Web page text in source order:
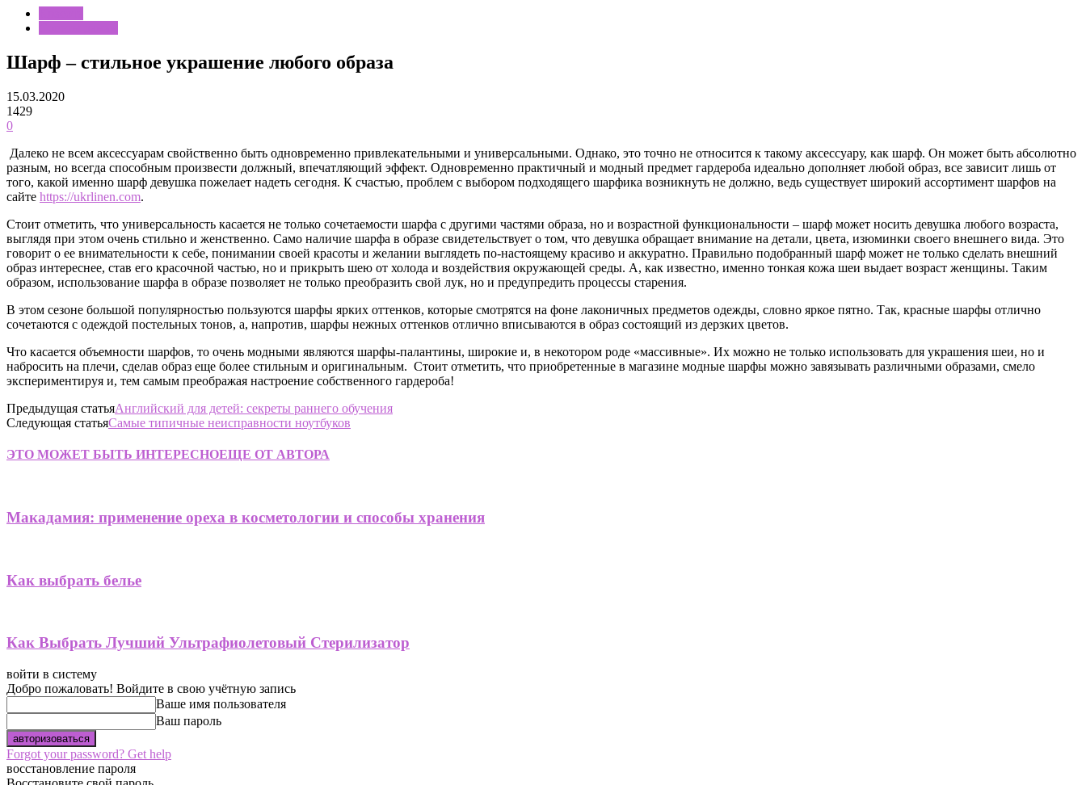
Шарф – стильное украшение любого образа
15.03.2020
1429
0
Далеко не всем аксессуарам свойственно быть одновременно привлекательными и универсальными. Однако, это точно не относится к такому аксессуару, как шарф. Он может быть абсолютно
разным, но всегда способным произвести должный, впечатляющий эффект. Одновременно практичный и модный предмет гардероба идеально дополняет любой образ, все зависит лишь от
того, какой именно шарф девушка пожелает надеть сегодня. К счастью, проблем с выбором подходящего шарфика возникнуть не должно, ведь существует широкий ассортимент шарфов на
сайте https://ukrlinen.com.
Стоит отметить, что универсальность касается не только сочетаемости шарфа с другими частями образа, но и возрастной функциональности – шарф может носить девушка любого возраста,
выглядя при этом очень стильно и женственно. Само наличие шарфа в образе свидетельствует о том, что девушка обращает внимание на детали, цвета, изюминки своего внешнего вида. Это
говорит о ее внимательности к себе, понимании своей красоты и желании выглядеть по-настоящему красиво и аккуратно. Правильно подобранный шарф может не только сделать внешний
образ интереснее, став его красочной частью, но и прикрыть шею от холода и воздействия окружающей среды. А, как известно, именно тонкая кожа шеи выдает возраст женщины. Таким
образом, использование шарфа в образе позволяет не только преобразить свой лук, но и предупредить процессы старения.
В этом сезоне большой популярностью пользуются шарфы ярких оттенков, которые смотрятся на фоне лаконичных предметов одежды, словно яркое пятно. Так, красные шарфы отлично
сочетаются с одеждой постельных тонов, а, напротив, шарфы нежных оттенков отлично вписываются в образ состоящий из дерзких цветов.
Что касается объемности шарфов, то очень модными являются шарфы-палантины, широкие и, в некотором роде «массивные». Их можно не только использовать для украшения шеи, но и
набросить на плечи, сделав образ еще более стильным и оригинальным. Стоит отметить, что приобретенные в магазине модные шарфы можно завязывать различными образами, смело
экспериментируя и, тем самым преображая настроение собственного гардероба!
Предыдущая статьяАнглийский для детей: секреты раннего обучения
Следующая статьяСамые типичные неисправности ноутбуков
ЭТО МОЖЕТ БЫТЬ ИНТЕРЕСНОЕЩЕ ОТ АВТОРА
Макадамия: применение ореха в косметологии и способы хранения
Как выбрать белье
Как Выбрать Лучший Ультрафиолетовый Стерилизатор
войти в систему
Добро пожаловать! Войдите в свою учётную запись
Ваше имя пользователя
Ваш пароль
Forgot your password? Get help
восстановление пароля